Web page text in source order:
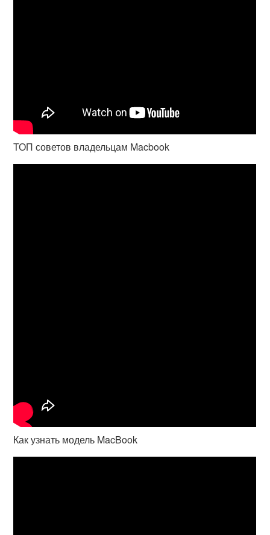
ТОП советов владельцам Macbook
Как узнать модель MacBook